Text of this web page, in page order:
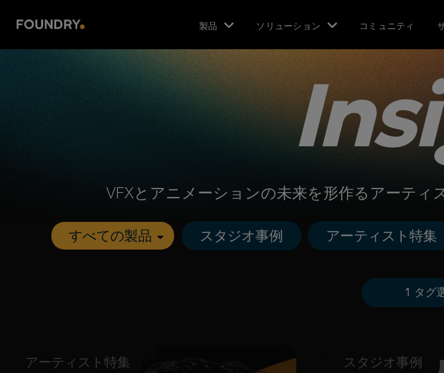
製品 ソリューション コミュニティ
VFXとアニメーションの未来を形作るアーティ
スタジオ事例 アーティスト特集
1 タグ
アーティスト特集 スタジオ事例